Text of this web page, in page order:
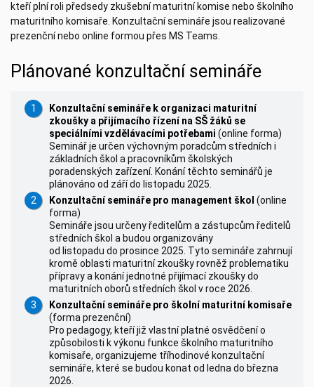
kteří plní roli předsedy zkušební maturitní komise nebo školního
maturitního komisaře. Konzultační semináře jsou realizované
prezenční nebo online formou přes MS Teams.
Plánované konzultační semináře
Konzultační semináře k organizaci maturitní
zkoušky a přijímacího řízení na SŠ žáků se
speciálními vzdělávacími potřebami (online forma)
Seminář je určen výchovným poradcům středních i
základních škol a pracovníkům školských
poradenských zařízení. Konání těchto seminářů je
plánováno od září do listopadu 2025.
Konzultační semináře pro management škol (online
forma)
Semináře jsou určeny ředitelům a zástupcům ředitelů
středních škol a budou organizovány
od listopadu do prosince 2025. Tyto semináře zahrnují
kromě oblasti maturitní zkoušky rovněž problematiku
přípravy a konání jednotné přijímací zkoušky do
maturitních oborů středních škol v roce 2026.
Konzultační semináře pro školní maturitní komisaře
(forma prezenční)
Pro pedagogy, kteří již vlastní platné osvědčení o
způsobilosti k výkonu funkce školního maturitního
komisaře, organizujeme tříhodinové konzultační
semináře, které se budou konat od ledna do března
2026.